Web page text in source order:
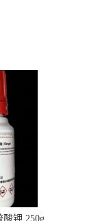
酸钾 250g